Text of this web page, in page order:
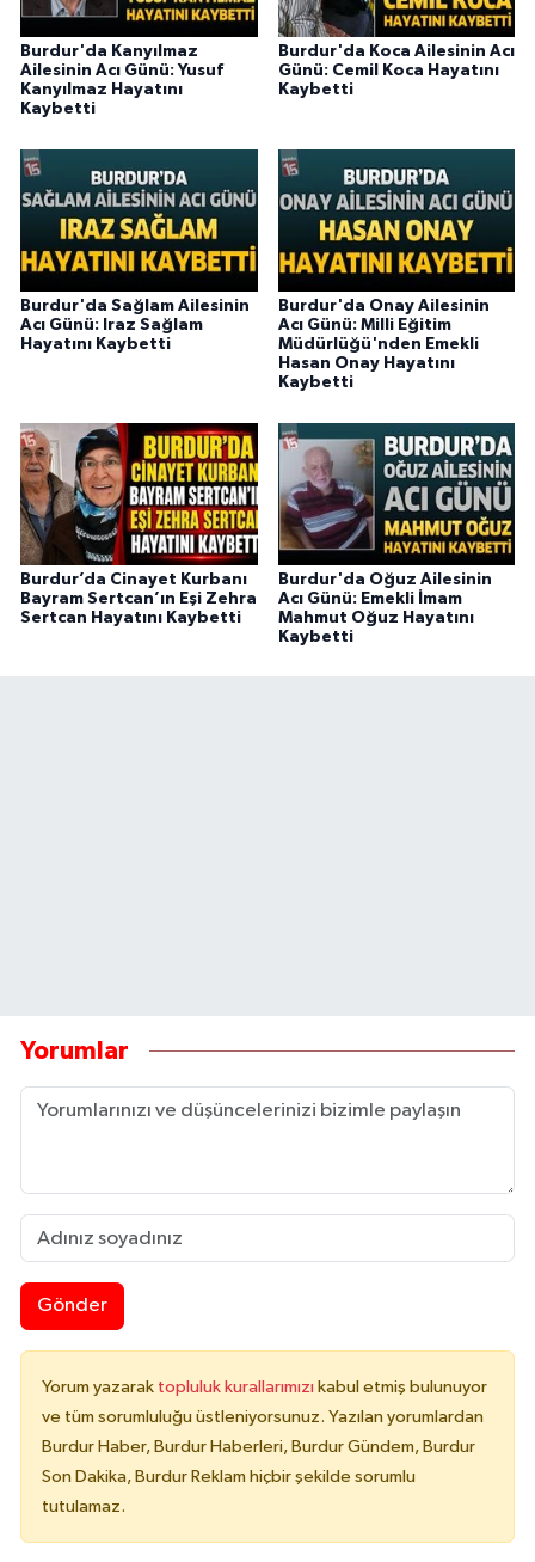
Burdur'da Kanyılmaz
Ailesinin Acı Günü: Yusuf
Kanyılmaz Hayatını
Kaybetti
Burdur'da Koca Ailesinin Acı
Günü: Cemil Koca Hayatını
Kaybetti
Burdur'da Sağlam Ailesinin
Acı Günü: Iraz Sağlam
Hayatını Kaybetti
Burdur'da Onay Ailesinin
Acı Günü: Milli Eğitim
Müdürlüğü'nden Emekli
Hasan Onay Hayatını
Kaybetti
Burdur’da Cinayet Kurbanı
Bayram Sertcan’ın Eşi Zehra
Sertcan Hayatını Kaybetti
Burdur'da Oğuz Ailesinin
Acı Günü: Emekli İmam
Mahmut Oğuz Hayatını
Kaybetti
Yorumlar
Gönder
Yorum yazarak topluluk kurallarımızı kabul etmiş bulunuyor
ve tüm sorumluluğu üstleniyorsunuz. Yazılan yorumlardan
Burdur Haber, Burdur Haberleri, Burdur Gündem, Burdur
Son Dakika, Burdur Reklam hiçbir şekilde sorumlu
tutulamaz.